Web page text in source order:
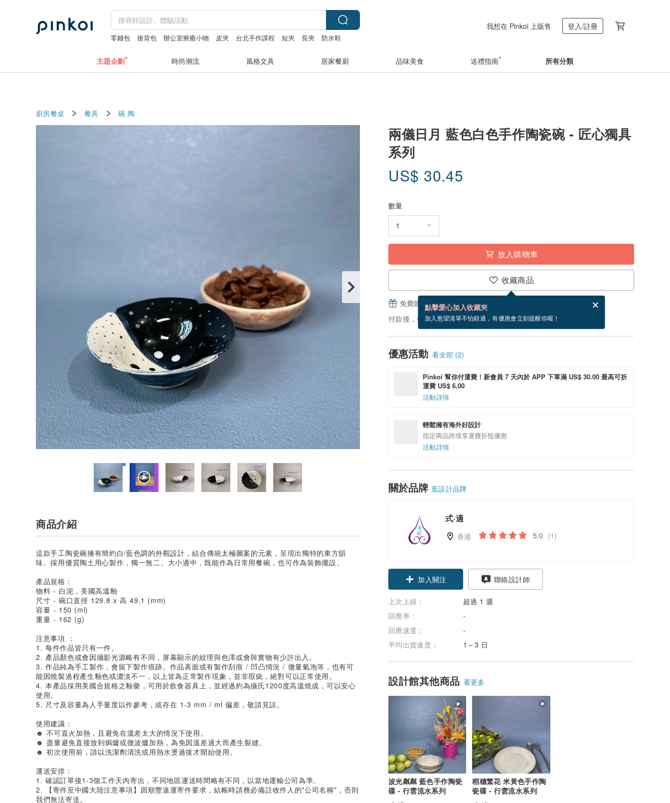
零錢包 後背包 辦公室療癒小物 皮夾 台北手作課程 短夾 長夾 防水鞋
我想在 Pinkoi 上販售 登入/註冊
主題企劃 時尚潮流 風格文具 居家餐廚 品味美食 送禮指南 所有分類
廚房餐桌 餐具 碗 陶
兩儀日月 藍色白色手作陶瓷碗 - 匠心獨具
系列
US$ 30.45
數量
放入購物車
收藏商品
點擊愛心加入收藏夾
加入慾望清單不怕錯過，有優惠會立刻提醒你喔！
免費贈送電子賀卡，結帳完成後填寫
付款後，從備貨到寄出商品為 2 個工作天。（不包含假日）
優惠活動 看全部 (2)
Pinkoi 幫你付運費！新會員 7 天內於 APP 下單滿 US$ 30.00 最高可折
運費 US$ 6.00
活動詳情
輕鬆擁有海外好設計
指定商品跨境享運費折抵優惠
活動詳情
關於品牌 逛設計品牌
式·適
香港 5.0 (1)
加入關注 聯絡設計師
上次上線：
超過 1 週
回應率：
-
回應速度：
-
平均出貨速度：
1～3 日
設計館其他商品 看更多
波光粼粼 藍色手作陶瓷
碟 - 行雲流水系列
稻穗繁花 米黃色手作陶
瓷碟 - 行雲流水系列
商品介紹
這款手工陶瓷碗擁有簡約白/藍色調的外觀設計，結合傳統太極圖案的元素，呈現出獨特的東方韻
味。採用優質陶土用心製作，獨一無二。大小適中，既能作為日常用餐碗，也可作為裝飾擺設。
產品規格：
物料 - 白泥，美國高溫釉
尺寸 - 碗口直徑 129.8 x 高 49.1 (mm)
容量 - 150 (ml)
重量 - 162 (g)
注意事項 ：
1. 每件作品皆只有一件。
2. 產品顏色或會因攝影光源略有不同，屏幕顯示的紋理與色澤或會與實物有少許出入。
3. 作品純為手工製作，會留下製作痕跡。作品表面或有製作刮痕 / 凹凸情況 / 微量氣泡等，也有可
能因燒製過程產生釉色或濃淡不一，以上皆為正常製作現象，並非瑕疵，絕對可以正常使用。
4. 本產品採用美國合規格之釉藥，可用於飲食器具上，並經過約為攝氏1200度高溫燒成，可以安心
使用。
5. 尺寸及容量為人手量度以作參考，或存在 1-3 mm / ml 偏差，敬請見諒。
使用建議：
☻ 不可直火加熱，且避免在溫差太大的情況下使用。
☻ 盡量避免直接放到焗爐或微波爐加熱，為免因溫差過大而產生裂縫。
☻ 初次使用前，請以洗潔劑清洗或用熱水燙過後才開始使用。
運送安排：
1. 確認訂單後1-3個工作天內寄出，不同地區運送時間略有不同，以當地運輸公司為準。
2. 【寄件至中國大陸注意事項】因順豐速運寄件要求，結帳時請務必備註收件人的"公司名稱"，否則
我們無法寄送。